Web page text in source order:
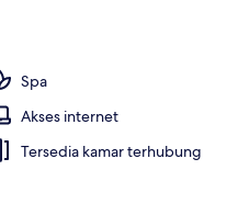
Spa
Akses internet
Tersedia kamar terhubung